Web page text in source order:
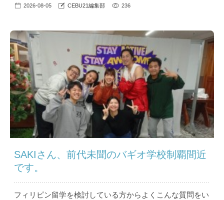
2026-08-05 CEBU21編集部 236
SAKIさん、前代未聞のバギオ学校制覇間近
です。
フィリピン留学を検討している方からよくこんな質問をい